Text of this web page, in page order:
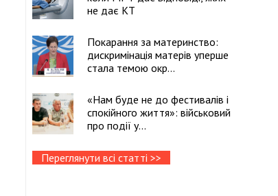
не дає КТ
Покарання за материнство:
дискримінація матерів уперше
стала темою окр...
«Нам буде не до фестивалів і
спокійного життя»: військовий
про події у...
Переглянути всі статті >>